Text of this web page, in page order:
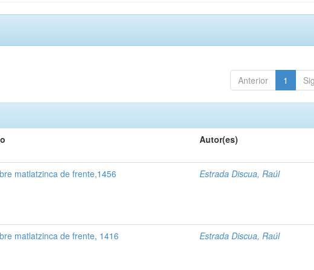
Anterior 1
Autor(es)
matlatzinca de frente,1456 Estrada Discua, Raúl
matlatzinca de frente, 1416 Estrada Discua, Raúl